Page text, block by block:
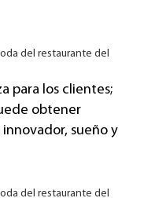
para los clientes;
obtener
innovador, sueño y